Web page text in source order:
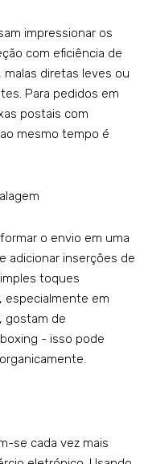
impressionar os
com eficiência de
diretas leves ou
Para pedidos em
postais com
mesmo tempo é
o envio em uma
adicionar inserções de
toques
especialmente em
gostam de
- isso pode
se cada vez mais